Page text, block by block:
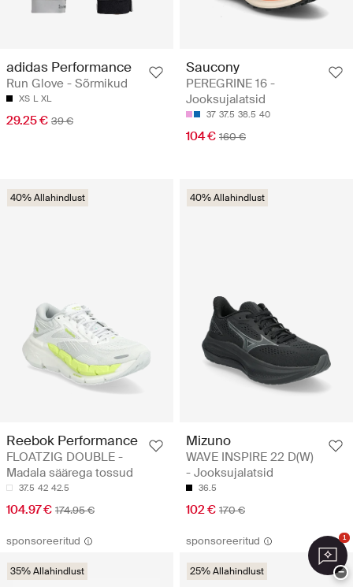
adidas Performance
Run Glove - Sõrmikud
XS L XL
29.25 € 39 €
Saucony
PEREGRINE 16 -
Jooksujalatsid
37 37.5 38.5 40
104 € 160 €
40% Allahindlust
Reebok Performance
FLOATZIG DOUBLE -
Madala säärega tossud
37.5 42 42.5
104.97 € 174.95 €
40% Allahindlust
Mizuno
WAVE INSPIRE 22 D(W)
- Jooksujalatsid
36.5
102 € 170 €
sponsoreeritud
35% Allahindlust
sponsoreeritud
25% Allahindlust
1
−